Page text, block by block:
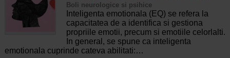
Boli neurologice si psihice
Inteligenta emotionala (EQ) se refera la
capacitatea de a identifica si gestiona
propriile emotii, precum si emotiile celorlalti.
In general, se spune ca inteligenta
emotionala cuprinde cateva abilitati:…